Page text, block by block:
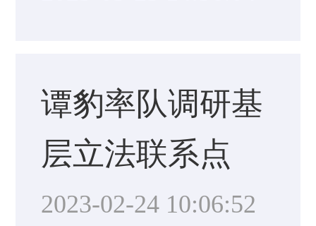
谭豹率队调研基
层立法联系点
2023-02-24 10:06:52